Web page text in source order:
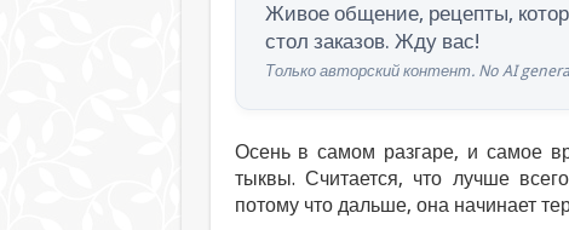
Живое общение, рецепты,
стол заказов. Жду вас!
Только авторский контент. No AI
Осень в самом разгаре, и самое
тыквы. Считается, что лучше
потому что дальше, она начинает